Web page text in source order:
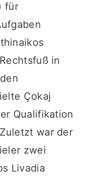
für
in
Çokaj
Qualifikation
war der
zwei
Livadia